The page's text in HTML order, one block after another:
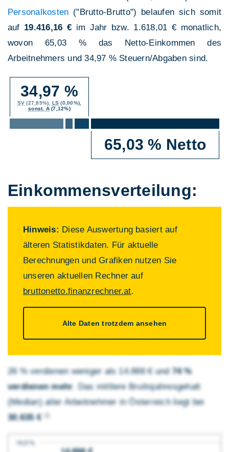
Personalkosten ("Brutto-Brutto") belaufen sich somit
auf 19.416,16 € im Jahr bzw. 1.618,01 € monatlich,
wovon 65,03 % das Netto-Einkommen des
Arbeitnehmers und 34,97 % Steuern/Abgaben sind.
34,97 %
SV (27,85%), LS (0,00%),
sonst. A (7,12%)
65,03 % Netto
Einkommens­verteilung:
Hinweis: Diese Auswertung basiert auf
älteren Statistikdaten. Für aktuelle
Berechnungen und Grafiken nutzen Sie
unseren aktuellen Rechner auf
bruttonetto.finanzrechner.at.
Alte Daten trotzdem ansehen
26 % verdienen weniger als 14.888 € und 74 %
verdienen mehr . Das mittlere Brutto­jahres­gehalt
(Median) aller Arbeitnehmer in Österreich liegt bei
30.635 €